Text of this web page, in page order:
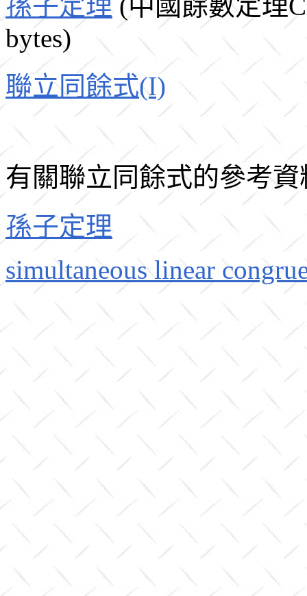
bytes)
聯立同餘式(I)
有關聯立同餘式的參考資
孫子定理
simultaneous linear